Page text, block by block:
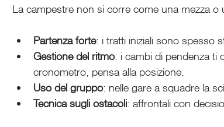
La campestre non si corre come una mezza
Partenza forte: i tratti iniziali sono spesso
Gestione del ritmo: i cambi di pendenza ti
cronometro, pensa alla posizione.
Uso del gruppo: nelle gare a squadre la
Tecnica sugli ostacoli: affrontali con